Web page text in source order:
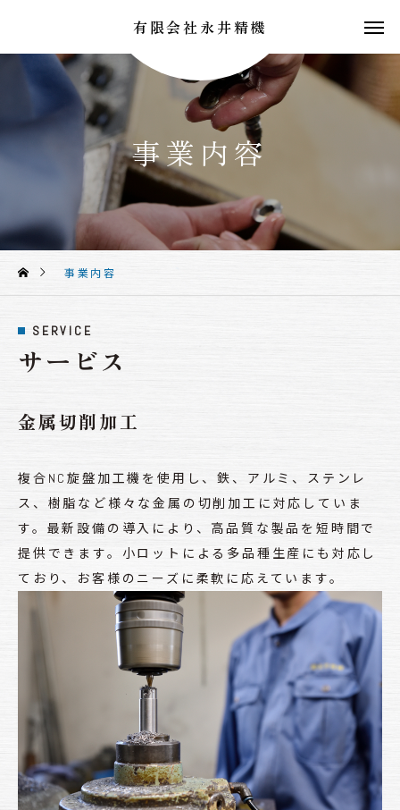
有限会社永井精機
事業内容
事業内容
SERVICE
サービス
金属切削加工
複合NC旋盤加工機を使用し、鉄、アルミ、ステンレ
ス、樹脂など様々な金属の切削加工に対応していま
す。最新設備の導入により、高品質な製品を短時間で
提供できます。小ロットによる多品種生産にも対応し
ており、お客様のニーズに柔軟に応えています。